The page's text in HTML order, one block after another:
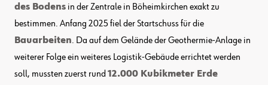
des Bodens in der Zentrale in Böheimkirchen exakt zu
bestimmen. Anfang 2025 fiel der Startschuss für die
Bauarbeiten. Da auf dem Gelände der Geothermie-Anlage in
weiterer Folge ein weiteres Logistik-Gebäude errichtet werden
soll, mussten zuerst rund 12.000 Kubikmeter Erde